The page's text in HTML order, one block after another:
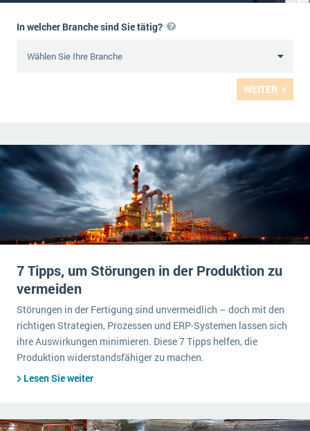
WEITER
In welcher Branche sind Sie tätig?
7 Tipps, um Störungen in der Produktion zu
vermeiden
Störungen in der Fertigung sind unvermeidlich – doch mit den
richtigen Strategien, Prozessen und ERP-Systemen lassen sich
ihre Auswirkungen minimieren. Diese 7 Tipps helfen, die
Produktion widerstandsfähiger zu machen.
Lesen Sie weiter